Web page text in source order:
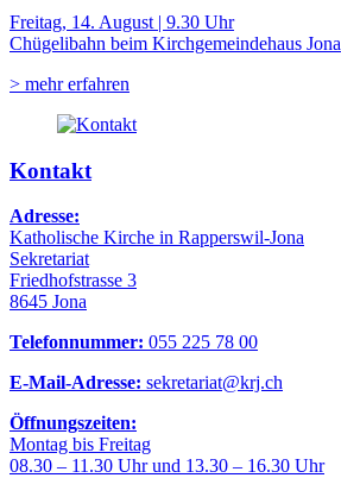
Freitag, 14. August | 9.30 Uhr
Chügelibahn beim Kirchgemeindehaus Jona
> mehr erfahren
Kontakt
Adresse:
Katholische Kirche in Rapperswil-Jona
Sekretariat
Friedhofstrasse 3
8645 Jona
Telefonnummer: 055 225 78 00
E-Mail-Adresse: sekretariat@krj.ch
Öffnungszeiten:
Montag bis Freitag
08.30 – 11.30 Uhr und 13.30 – 16.30 Uhr